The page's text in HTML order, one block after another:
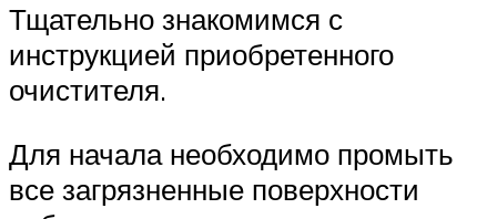
Тщательно знакомимся с
инструкцией приобретенного
очистителя.
Для начала необходимо промыть
все загрязненные поверхности